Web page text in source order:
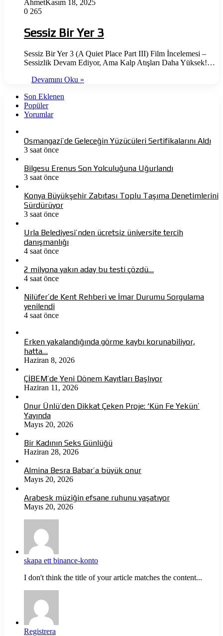
AhmetKasım 18, 2025
0 265
Sessiz Bir Yer 3
Sessiz Bir Yer 3 (A Quiet Place Part III) Film İncelemesi –
Sessizlik Devam Ediyor, Ama Kalp Atışları Daha Yüksek!…
Devamını Oku »
Son Eklenen
Popüler
Yorumlar
Osmangazi’de Geleceğin Yüzücüleri Sertifikalarını Aldı
3 saat önce
Bilgesu Erenus Son Yolculuğuna Uğurlandı
3 saat önce
Konya Büyükşehir Zabıtası Toplu Taşıma Denetimlerini
Sürdürüyor
3 saat önce
Urla Belediyesi’nden ücretsiz üniversite tercih
danışmanlığı
4 saat önce
2 milyona yakın aday bu testi çözdü…
4 saat önce
Nilüfer’de Kent Rehberi ve İmar Durumu Sorgulama
yenilendi
4 saat önce
Erken yakalandığında görme kaybı korunabiliyor,
hatta…
Haziran 8, 2026
ÇİBEM’de Yeni Dönem Kayıtları Başlıyor
Haziran 11, 2026
Onur Ünlü’den Dikkat Çeken Proje: ‘Kün Fe Yekün’
Yayında
Mayıs 20, 2026
Bir Kadının Seks Günlüğü
Haziran 28, 2026
Almina Besra Babar’a büyük onur
Mayıs 20, 2026
Arabesk müziğin efsane ruhunu yaşatıyor
Mayıs 20, 2026
skapa ett binance-konto
I don't think the title of your article matches the content...
Registrera